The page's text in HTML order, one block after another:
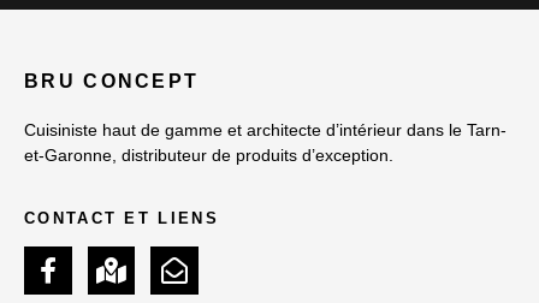
BRU CONCEPT
Cuisiniste haut de gamme et architecte d’intérieur dans le Tarn-
et-Garonne, distributeur de produits d’exception.
CONTACT ET LIENS